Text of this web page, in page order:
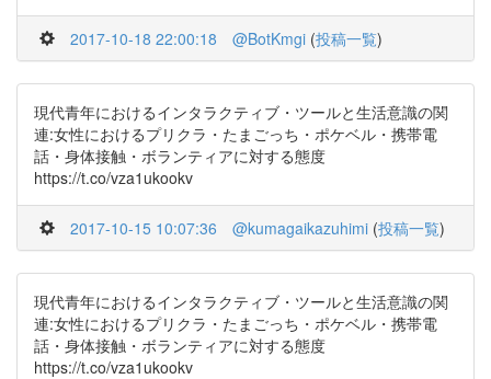
2017-10-18 22:00:18 @BotKmgi (投稿一覧)
現代青年におけるインタラクティブ・ツールと生活意識の関
連:女性におけるプリクラ・たまごっち・ポケベル・携帯電
話・身体接触・ボランティアに対する態度
https://t.co/vza1ukookv
2017-10-15 10:07:36 @kumagaikazuhimi (投稿一覧)
現代青年におけるインタラクティブ・ツールと生活意識の関
連:女性におけるプリクラ・たまごっち・ポケベル・携帯電
話・身体接触・ボランティアに対する態度
https://t.co/vza1ukookv